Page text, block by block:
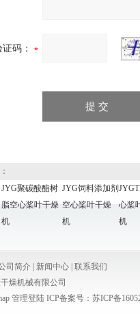
证码：
JYG聚碳酸酯树
脂空心桨叶干燥
机
JYG饲料添加剂
空心桨叶干燥
机
心桨
机
司简介 新闻中心 联系我们
燥机械有限公司
管理登陆 ICP备案号： 苏ICP备